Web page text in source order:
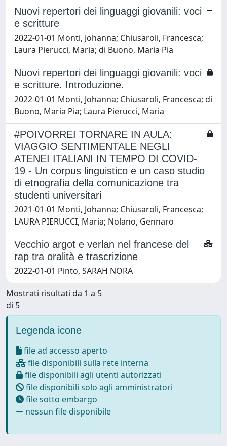
Nuovi repertori dei linguaggi giovanili: voci
e scritture
2022-01-01 Monti, Johanna; Chiusaroli, Francesca;
Laura Pierucci, Maria; di Buono, Maria Pia
Nuovi repertori dei linguaggi giovanili: voci
e scritture. Introduzione.
2022-01-01 Monti, Johanna; Chiusaroli, Francesca; di
Buono, Maria Pia; Laura Pierucci, Maria
#POIVORREI TORNARE IN AULA:
VIAGGIO SENTIMENTALE NEGLI
ATENEI ITALIANI IN TEMPO DI COVID-
19 - Un corpus linguistico e un caso studio
di etnografia della comunicazione tra
studenti universitari
2021-01-01 Monti, Johanna; Chiusaroli, Francesca;
LAURA PIERUCCI, Maria; Nolano, Gennaro
Vecchio argot e verlan nel francese del
rap tra oralità e trascrizione
2022-01-01 Pinto, SARAH NORA
Mostrati risultati da 1 a 5
di 5
Legenda icone
file ad accesso aperto
file disponibili sulla rete interna
file disponibili agli utenti autorizzati
file disponibili solo agli amministratori
file sotto embargo
nessun file disponibile